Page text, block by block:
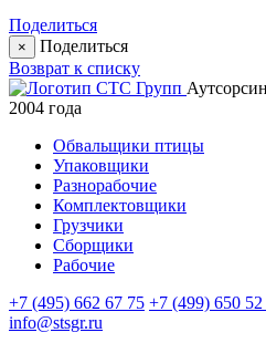
Поделиться
×
Поделиться
Возврат к списку
2004 года
Обвальщики птицы
Упаковщики
Разнорабочие
Комплектовщики
Грузчики
Сборщики
Рабочие
+7 (495) 662 67 75 +7 (499) 650 52
info@stsgr.ru